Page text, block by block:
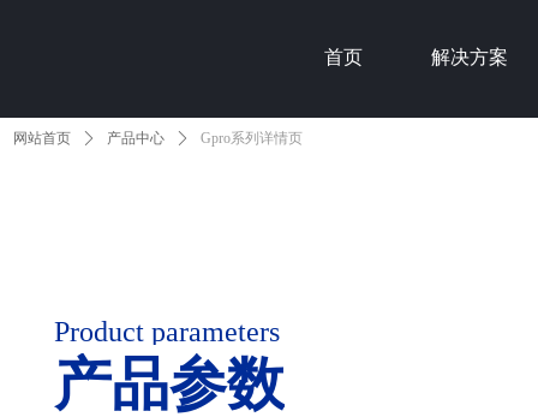
首页 解决方案
网站首页 ꄲ 产品中心 ꄲ Gpro系列详情页
Product parameters
产品参数